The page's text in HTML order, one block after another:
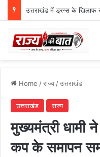
Home /राज्य/उत्तराखंड
उत्तराखंड राज्य
मुख्यमंत्री धामी ने
कप के समापन